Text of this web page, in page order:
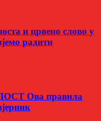
и црвено слово у
радити
Ова правила